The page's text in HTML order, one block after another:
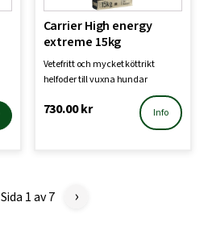
Carrier High energy
extreme 15kg
Vetefritt och mycket köttrikt
helfoder till vuxna hundar
730.00kr Info
Sida 1 av 7 ›